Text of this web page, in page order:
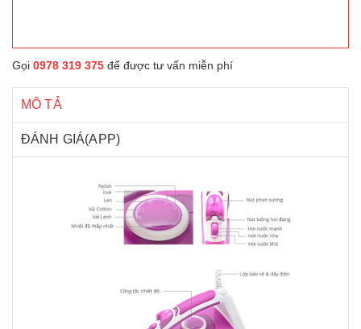
Gọi 0978 319 375 để được tư vấn miễn phí
MÔ TẢ
ĐÁNH GIÁ(APP)